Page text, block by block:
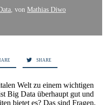
, von Mathias Diwo
SHARE
Welt zu einem wichtigen
Big Data überhaupt gut und
bietet es? Das sind Fragen,